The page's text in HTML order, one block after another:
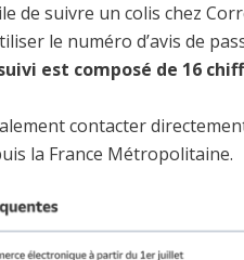
de suivre un colis chez
le numéro d’avis de
est composé de 16
contacter
la France Métropolitaine.